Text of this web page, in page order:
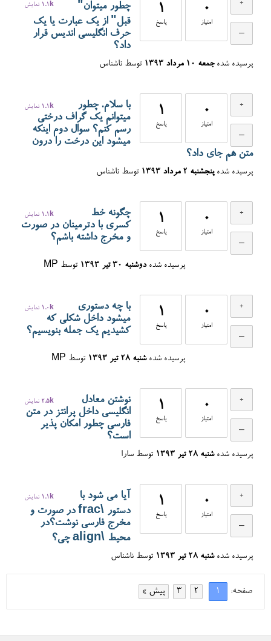
0
امتیاز
1
پاسخ
1.1k نمایش
چطور میتوان"
قبل" از یک عبارت یا یک
حرف انگلیسی اندیس قرار
داد؟
پرسیده شده جمعه ۱۰ مرداد ۱۳۹۳ توسط ناشناس
0
امتیاز
1
پاسخ
1.1k نمایش
با سلام. چطور
میتوانم یک گراف درختی
رسم کنم؟ سوال دوم اینکه
میشود این درخت را درون
متن هم جای داد؟
پرسیده شده پنجشنبه ۲ مرداد ۱۳۹۳ توسط ناشناس
0
امتیاز
1
پاسخ
1.1k نمایش
چگونه خط
کسری با دترمینان در صورت
و مخرج داشته باشم؟
پرسیده شده دوشنبه ۳۰ تیر ۱۳۹۳ توسط MP
0
امتیاز
1
پاسخ
1.0k نمایش
با چه دستوری
میشود داخل شکلی که
کشیدیم یک جمله بنویسیم؟
پرسیده شده شنبه ۲۸ تیر ۱۳۹۳ توسط MP
0
امتیاز
1
پاسخ
2.5k نمایش
نوشتن معادل
انگلیسی داخل پرانتز در متن
فارسی چطور امکان پذیر
است؟
پرسیده شده شنبه ۲۸ تیر ۱۳۹۳ توسط سارا
0
امتیاز
1
پاسخ
1.1k نمایش
آیا می شود با
دستور \frac در صورت و
مخرج فارسی نوشت؟در
محیط \align چی؟
پرسیده شده شنبه ۲۸ تیر ۱۳۹۳ توسط ناشناس
صفحه: 1
2
3 پیش »